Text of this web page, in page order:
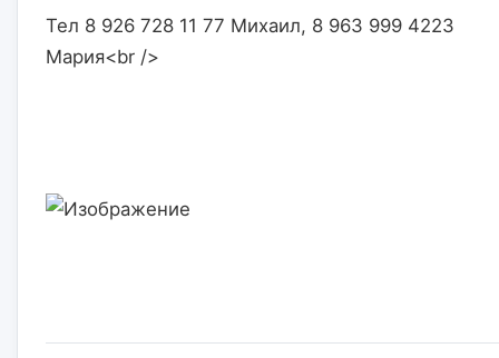
Тел 8 926 728 11 77 Михаил, 8 963 999 4223
Мария<br />